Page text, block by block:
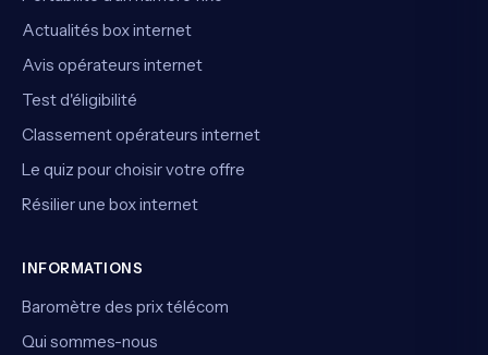
Actualités box internet
Avis opérateurs internet
Test d'éligibilité
Classement opérateurs internet
Le quiz pour choisir votre offre
Résilier une box internet
INFORMATIONS
Baromètre des prix télécom
Qui sommes-nous